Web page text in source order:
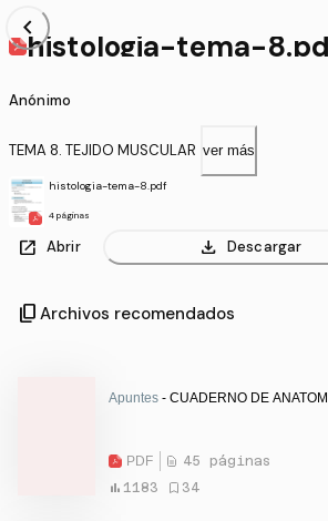
chevron_left
histologia-tema-
Anónimo
TEMA 8. TEJIDO MUSCULAR ver más
histologia-tema-8.pdf
4 páginas
open_in_new Abrir download Descargar
content_copy Archivos recomendados
Apuntes - CUADERNO DE
PDF
45 páginas
1183
34